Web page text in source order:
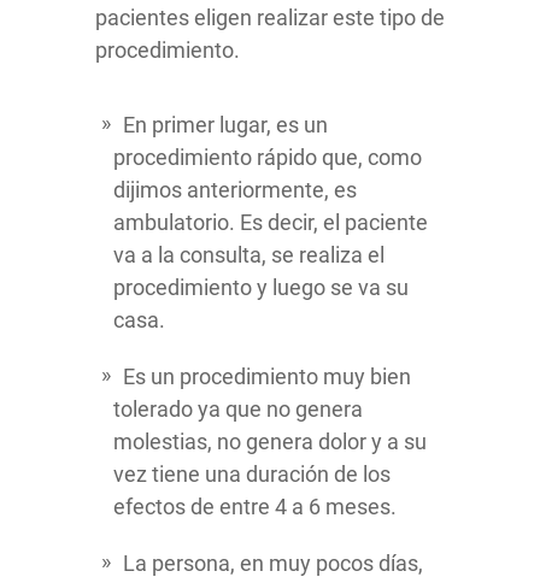
pacientes eligen realizar este tipo de
procedimiento.
En primer lugar, es un
procedimiento rápido que, como
dijimos anteriormente, es
ambulatorio. Es decir, el paciente
va a la consulta, se realiza el
procedimiento y luego se va su
casa.
Es un procedimiento muy bien
tolerado ya que no genera
molestias, no genera dolor y a su
vez tiene una duración de los
efectos de entre 4 a 6 meses.
La persona, en muy pocos días,